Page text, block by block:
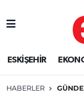
ESKİŞEHİR
HABERLER